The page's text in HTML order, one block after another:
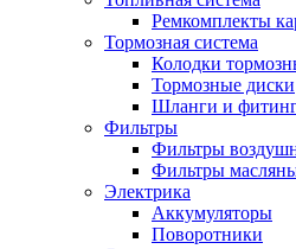
Ремкомплекты
Тормозная система
Колодки
Тормозные диски
Шланги и
Фильтры
Фильтры
Фильтры
Электрика
Аккумуляторы
Поворотники